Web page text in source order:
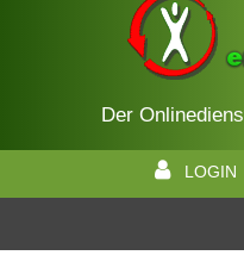
Der
LOGIN